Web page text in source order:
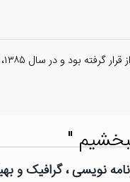
۲۲٫۰۰۱ نفر جمعیت داشته‌است
"
نویسی ، گرافیک